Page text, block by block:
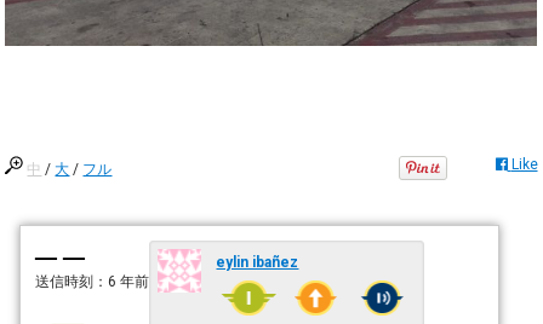
中 /大 / フル Like
— —
送信時刻：6 年前
eylin ibañez